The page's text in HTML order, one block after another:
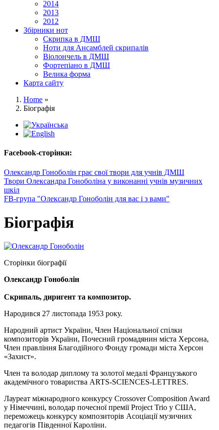
2014
2013
2012
Збірники нот
Скрипка в ДМШ
Ноти для Ансамблей скрипалів
Віолончель в ДМШ
Фортепіано в ДМШ
Велика форма
Карта сайту
Home »
Біографія
Facebook-сторінки:
Олександр Гоноболін грає свої твори для учнів ДМШ
Твори Олександра Гоноболіна у виконанні учнів музичних
шкіл
FB-група "Олександр Гоноболін для вас і з вами"
Біографія
Сторінки біографії
Олександр Гоноболін
Скрипаль, диригент та композитор.
Народився 27 листопада 1953 року.
Народний артист України, Член Національної спілки
композиторів України, Почесний громадянин міста Херсона,
Член правління Благодійного Фонду громади міста Херсон
«Захист».
Член та володар диплому та золотої медалі Французького
академічного товариства ARTS-SCIENCES-LETTRES.
Лауреат міжнародного конкурсу Crossover Composition Award
у Німеччині, володар почесної премії Project Trio у США,
переможець конкурсу композиторів Асоціації музичних
педагогів Південної Кароліни.